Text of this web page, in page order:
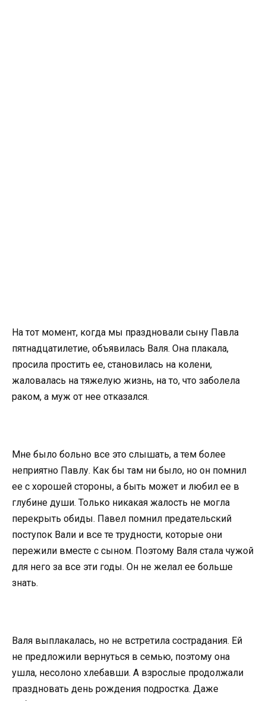
На тот момент, когда мы праздновали сыну Павла
пятнадцатилетие, объявилась Валя. Она плакала,
просила простить ее, становилась на колени,
жаловалась на тяжелую жизнь, на то, что заболела
раком, а муж от нее отказался.
Мне было больно все это слышать, а тем более
неприятно Павлу. Как бы там ни было, но он помнил
ее с хорошей стороны, а быть может и любил ее в
глубине души. Только никакая жалость не могла
перекрыть обиды. Павел помнил предательский
поступок Вали и все те трудности, которые они
пережили вместе с сыном. Поэтому Валя стала чужой
для него за все эти годы. Он не желал ее больше
знать.
Валя выплакалась, но не встретила сострадания. Ей
не предложили вернуться в семью, поэтому она
ушла, несолоно хлебавши. А взрослые продолжали
праздновать день рождения подростка. Даже